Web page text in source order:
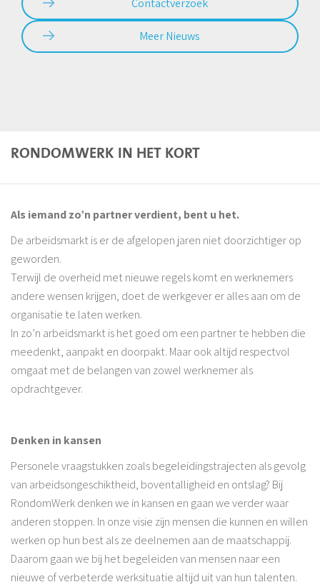
Contactverzoek
Meer Nieuws
RONDOMWERK IN HET KORT
Als iemand zo’n partner verdient, bent u het.
De arbeidsmarkt is er de afgelopen jaren niet doorzichtiger op
geworden.
Terwijl de overheid met nieuwe regels komt en werknemers
andere wensen krijgen, doet de werkgever er alles aan om de
organisatie te laten werken.
In zo’n arbeidsmarkt is het goed om een partner te hebben die
meedenkt, aanpakt en doorpakt. Maar ook altijd respectvol
omgaat met de belangen van zowel werknemer als
opdrachtgever.
Denken in kansen
Personele vraagstukken zoals begeleidingstrajecten als gevolg
van arbeidsongeschiktheid, boventalligheid en ontslag? Bij
RondomWerk denken we in kansen en gaan we verder waar
anderen stoppen. In onze visie zijn mensen die kunnen en willen
werken op hun best als ze deelnemen aan de maatschappij.
Daarom gaan we bij het begeleiden van mensen naar een
nieuwe of verbeterde werksituatie altijd uit van hun talenten.